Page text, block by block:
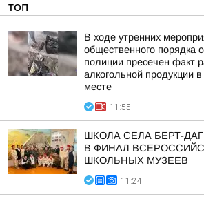
ТОП
В ходе утренних
общественного порядка
полиции пресечен факт
алкогольной продукции
месте
11:55
ШКОЛА СЕЛА БЕРТ-
В ФИНАЛ
ШКОЛЬНЫХ МУЗЕЕВ
11:24